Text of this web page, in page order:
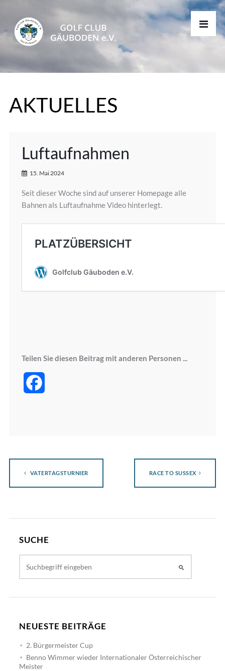
AKTUELLES
Luftaufnahmen
15. Mai 2024
Seit dieser Woche sind auf unserer Homepage alle
Bahnen als Luftaufnahme Video hinterlegt.
Teilen Sie diesen Beitrag mit anderen Personen ...
VATERTAGSTURNIER RACE TO SUSSEX
SUCHE
NEUESTE BEITRÄGE
2. Bürgermeister Cup
Benno Wimmer wieder Internationaler Österreichischer
Meister